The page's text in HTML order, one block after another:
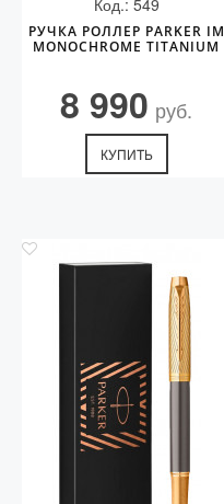
Код.: 549
РУЧКА РОЛЛЕР PARKER IM
MONOCHROME TITANIUM
8 990 руб.
КУПИТЬ